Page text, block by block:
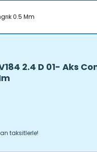
0.5 Mm
2.4 D 01- Aks
taksitlerle!